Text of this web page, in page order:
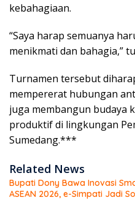
kebahagiaan.
“Saya harap semuanya
menikmati dan bahagia,”
Turnamen tersebut
mempererat hubungan
juga membangun budaya
produktif di lingkungan
Sumedang.***
Related News
Bupati Dony Bawa Inovasi
ASEAN 2026, e-Simpati Jadi